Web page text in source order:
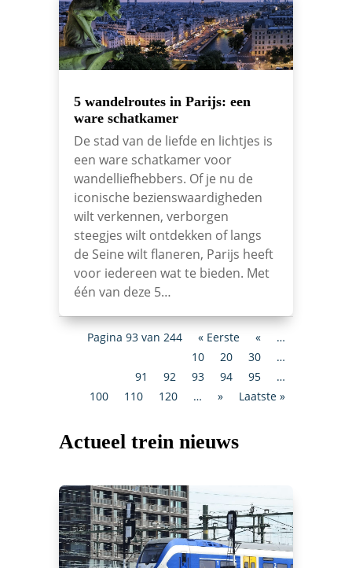
5 wandelroutes in Parijs: een
ware schatkamer
De stad van de liefde en lichtjes is
een ware schatkamer voor
wandelliefhebbers. Of je nu de
iconische bezienswaardigheden
wilt verkennen, verborgen
steegjes wilt ontdekken of langs
de Seine wilt flaneren, Parijs heeft
voor iedereen wat te bieden. Met
één van deze 5…
Pagina 93 van 244 « Eerste «
…
10
20 30
…
91
92 93 94 95
…
100
110 120 … » Laatste »
Actueel trein nieuws